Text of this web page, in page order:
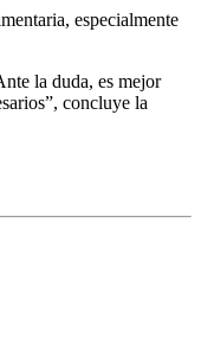
especialmente
la duda, es mejor
concluye la